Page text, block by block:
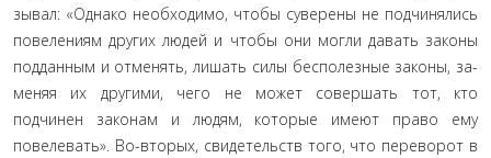
зывал: «Однако необходимо, чтобы суверены не подчинялись
повелениям других людей и чтобы они могли давать законы
подданным и отменять, лишать силы бесполезные законы, за­
меняя их другими, чего не может совершать тот, кто
подчинен законам и людям, которые имеют право ему
повелевать». Во-вторых, свидетельств того, что переворот в